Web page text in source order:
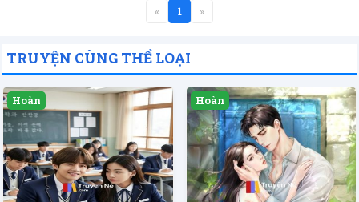
« 1 »
TRUYỆN CÙNG THỂ LOẠI